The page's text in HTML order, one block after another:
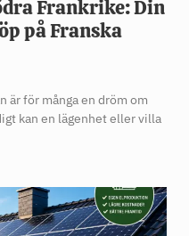
Frankrike: Din
på Franska
är för många en dröm om
kan en lägenhet eller villa